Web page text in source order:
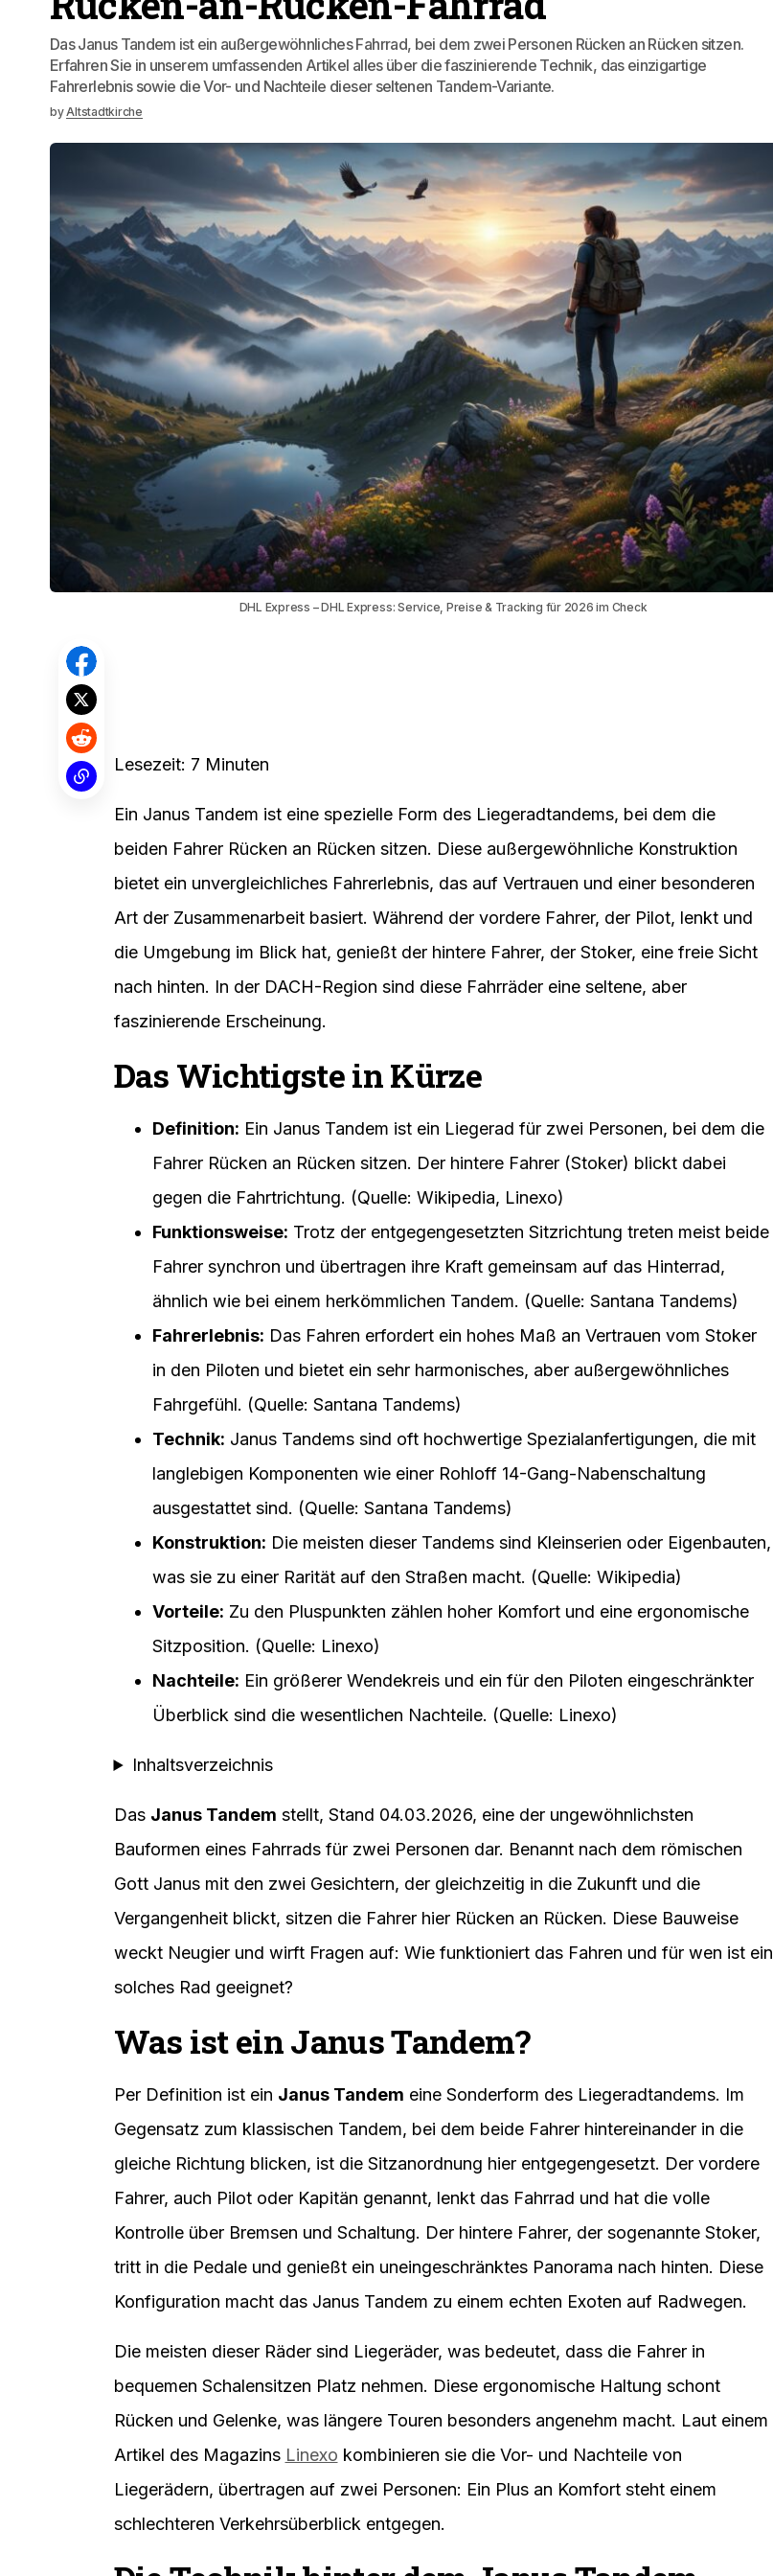
Das Janus Tandem ist ein außergewöhnliches Fahrrad, bei dem zwei Personen Rücken an Rücken sitzen.
Erfahren Sie in unserem umfassenden Artikel alles über die faszinierende Technik, das einzigartige
Fahrerlebnis sowie die Vor- und Nachteile dieser seltenen Tandem-Variante.
byAltstadtkirche
DHL Express – DHL Express: Service, Preise & Tracking für 2026 im Check
Lesezeit: 7 Minuten
Ein Janus Tandem ist eine spezielle Form des Liegeradtandems, bei dem die
beiden Fahrer Rücken an Rücken sitzen. Diese außergewöhnliche Konstruktion
bietet ein unvergleichliches Fahrerlebnis, das auf Vertrauen und einer besonderen
Art der Zusammenarbeit basiert. Während der vordere Fahrer, der Pilot, lenkt und
die Umgebung im Blick hat, genießt der hintere Fahrer, der Stoker, eine freie Sicht
nach hinten. In der DACH-Region sind diese Fahrräder eine seltene, aber
faszinierende Erscheinung.
Das Wichtigste in Kürze
Definition: Ein Janus Tandem ist ein Liegerad für zwei Personen, bei dem die
Fahrer Rücken an Rücken sitzen. Der hintere Fahrer (Stoker) blickt dabei
gegen die Fahrtrichtung. (Quelle: Wikipedia, Linexo)
Funktionsweise: Trotz der entgegengesetzten Sitzrichtung treten meist beide
Fahrer synchron und übertragen ihre Kraft gemeinsam auf das Hinterrad,
ähnlich wie bei einem herkömmlichen Tandem. (Quelle: Santana Tandems)
Fahrerlebnis: Das Fahren erfordert ein hohes Maß an Vertrauen vom Stoker
in den Piloten und bietet ein sehr harmonisches, aber außergewöhnliches
Fahrgefühl. (Quelle: Santana Tandems)
Technik: Janus Tandems sind oft hochwertige Spezialanfertigungen, die mit
langlebigen Komponenten wie einer Rohloff 14-Gang-Nabenschaltung
ausgestattet sind. (Quelle: Santana Tandems)
Konstruktion: Die meisten dieser Tandems sind Kleinserien oder Eigenbauten,
was sie zu einer Rarität auf den Straßen macht. (Quelle: Wikipedia)
Vorteile: Zu den Pluspunkten zählen hoher Komfort und eine ergonomische
Sitzposition. (Quelle: Linexo)
Nachteile: Ein größerer Wendekreis und ein für den Piloten eingeschränkter
Überblick sind die wesentlichen Nachteile. (Quelle: Linexo)
Inhaltsverzeichnis
Das Janus Tandem stellt, Stand 04.03.2026, eine der ungewöhnlichsten
Bauformen eines Fahrrads für zwei Personen dar. Benannt nach dem römischen
Gott Janus mit den zwei Gesichtern, der gleichzeitig in die Zukunft und die
Vergangenheit blickt, sitzen die Fahrer hier Rücken an Rücken. Diese Bauweise
weckt Neugier und wirft Fragen auf: Wie funktioniert das Fahren und für wen ist ein
solches Rad geeignet?
Was ist ein Janus Tandem?
Per Definition ist ein Janus Tandem eine Sonderform des Liegeradtandems. Im
Gegensatz zum klassischen Tandem, bei dem beide Fahrer hintereinander in die
gleiche Richtung blicken, ist die Sitzanordnung hier entgegengesetzt. Der vordere
Fahrer, auch Pilot oder Kapitän genannt, lenkt das Fahrrad und hat die volle
Kontrolle über Bremsen und Schaltung. Der hintere Fahrer, der sogenannte Stoker,
tritt in die Pedale und genießt ein uneingeschränktes Panorama nach hinten. Diese
Konfiguration macht das Janus Tandem zu einem echten Exoten auf Radwegen.
Die meisten dieser Räder sind Liegeräder, was bedeutet, dass die Fahrer in
bequemen Schalensitzen Platz nehmen. Diese ergonomische Haltung schont
Rücken und Gelenke, was längere Touren besonders angenehm macht. Laut einem
Artikel des Magazins Linexo kombinieren sie die Vor- und Nachteile von
Liegerädern, übertragen auf zwei Personen: Ein Plus an Komfort steht einem
schlechteren Verkehrsüberblick entgegen.